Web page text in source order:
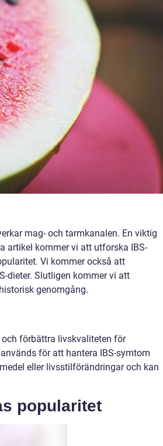
mag- och tarmkanalen. En viktig
artikel kommer vi att utforska IBS-
Vi kommer också att
dieter. Slutligen kommer vi att
genomgång.
förbättra livskvaliteten för
för att hantera IBS-symtom
eller livsstilförändringar och kan
popularitet